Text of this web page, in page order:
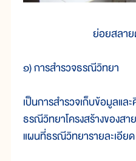
ย่อยสลา
๑) การสำรวจธรณีวิทยา
เป็นการสำรวจเก็บข้อมูลแ
ธรณีวิทยาโครงสร้างของสา
แผนที่ธรณีวิทยารายละเอียด